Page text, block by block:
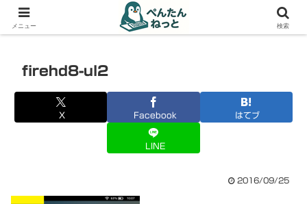
PCやガジェットの備忘録
firehd8-ul2
X Facebook はてブ
LINE
2016/09/25
メニュー 検索